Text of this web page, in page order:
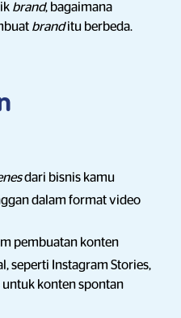
brand, bagaimana
branditu berbeda.
dari bisnis kamu
dalam format video
pembuatan konten
seperti Instagram Stories,
untuk konten spontan